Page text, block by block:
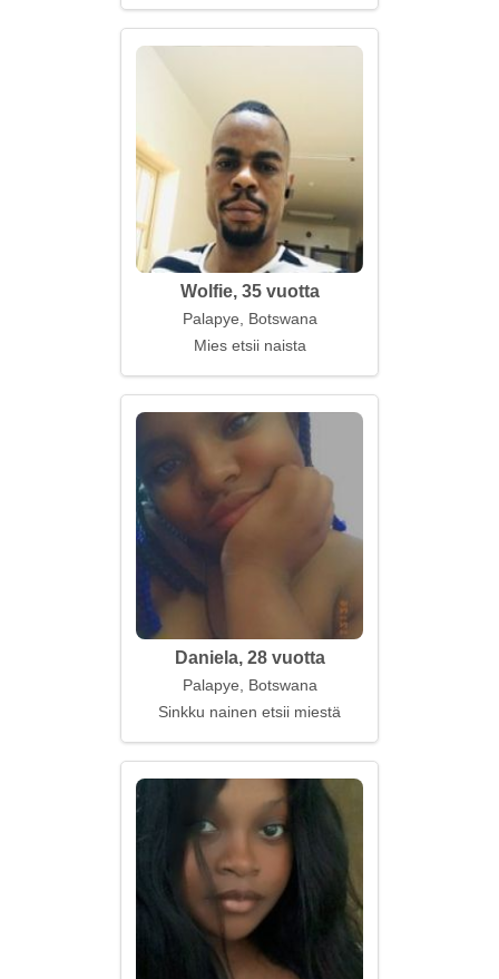
Wolfie, 35 vuotta
Palapye, Botswana
Mies etsii naista
Daniela, 28 vuotta
Palapye, Botswana
Sinkku nainen etsii miestä